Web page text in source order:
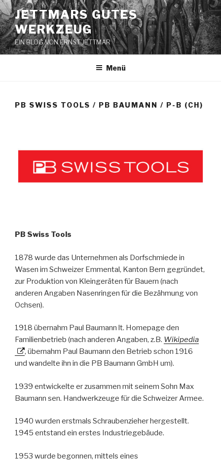
Zum
Inhalt
springen
JETTMARS GUTES
WERKZEUG
EIN BLOG VON ERNST JETTMAR
Menü
PB SWISS TOOLS / PB BAUMANN / P-B (CH)
PB Swiss Tools
1878 wurde das Unternehmen als Dorfschmiede in
Wasen im Schweizer Emmental, Kanton Bern gegründet,
zur Produktion von Kleingeräten für Bauern (nach
anderen Angaben Nasenringen für die Bezähmung von
Ochsen).
1918 übernahm Paul Baumann lt. Homepage den
Familienbetrieb (nach anderen Angaben, z.B. Wikipedia
, übernahm Paul Baumann den Betrieb schon 1916
und wandelte ihn in die PB Baumann GmbH um).
1939 entwickelte er zusammen mit seinem Sohn Max
Baumann sen. Handwerkzeuge für die Schweizer Armee.
1940 wurden erstmals Schraubenzieher hergestellt.
1945 entstand ein erstes Industriegebäude.
1953 wurde begonnen, mittels eines